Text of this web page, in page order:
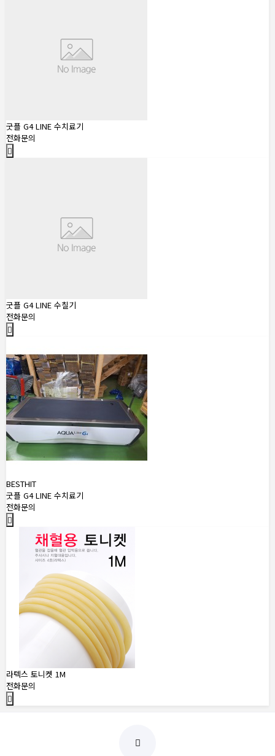
굿플 G4 LINE 수치료기
전화문의
굿플 G4 LINE 수칠기
전화문의
BESTHIT
굿플 G4 LINE 수치료기
전화문의
라텍스 토니켓 1M
전화문의